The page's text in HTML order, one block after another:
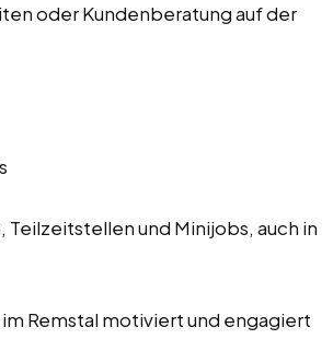
oder Kundenberatung auf der
und Minijobs, auch in
im Remstal motiviert und engagiert